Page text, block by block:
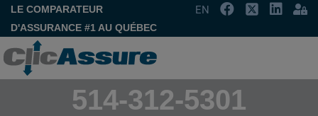
LE COMPARATEUR
D'ASSURANCE #1 AU QUÉBEC
EN
514-312-5301